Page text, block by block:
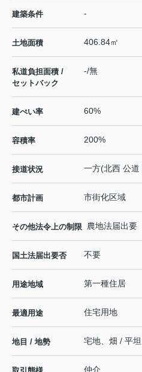
建築条件 -
土地面積 406.84㎡
私道負担面積 /
セットバック
-/無
建ぺい率 60%
容積率 200%
接道状況 一方(北西 公道
都市計画 市街化区域
その他法令上の制限 農地法届出要
国土法届出要否 不要
用途地域 第一種住居
最適用途 住宅用地
地目 / 地勢 宅地、畑 / 平坦
仲介